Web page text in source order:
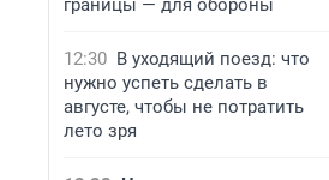
границы — для обороны
12:30 В уходящий поезд: что
нужно успеть сделать в
августе, чтобы не потратить
лето зря